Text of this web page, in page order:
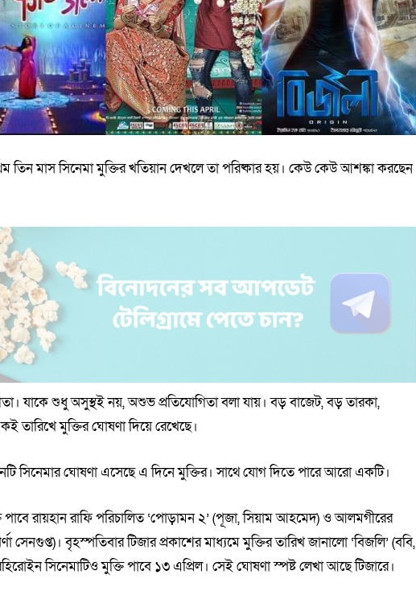
তিন মাস সিনেমা মুক্তির খতিয়ান দেখলে তা পরিষ্কার হয়। কেউ কেউ আশঙ্কা করছেন
যাকে শুধু অসুস্থই নয়, অশুভ প্রতিযোগিতা বলা যায়। বড় বাজেট, বড় তারকা,
তারিখে মুক্তির ঘোষণা দিয়ে রেখেছে।
সিনেমার ঘোষণা এসেছে এ দিনে মুক্তির। সাথে যোগ দিতে পারে আরো একটি।
রায়হান রাফি পরিচালিত ‘পোড়ামন ২’ (পূজা, সিয়াম আহমেদ) ও আলমগীরের
বৃহস্পতিবার টিজার প্রকাশের মাধ্যমে মুক্তির তারিখ জানালো ‘বিজলি’ (ববি,
সিনেমাটিও মুক্তি পাবে ১৩ এপ্রিল। সেই ঘোষণা স্পষ্ট লেখা আছে টিজারে।